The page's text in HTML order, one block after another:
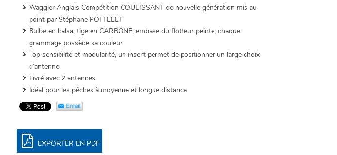
Waggler Anglais Compétition COULISSANT de nouvelle génération mis au
point par Stéphane POTTELET
Bulbe en balsa, tige en CARBONE, embase du flotteur peinte, chaque
grammage possède sa couleur
Top sensibilité et modularité, un insert permet de positionner un large choix
d’antenne
Livré avec 2 antennes
Idéal pour les pêches à moyenne et longue distance
EXPORTER EN PDF